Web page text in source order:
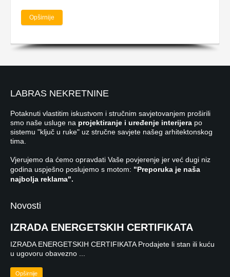
Opširnije
LABRAS NEKRETNINE
Potaknuti vlastitim iskustvom i stručnim savjetovanjem proširili
smo naše usluge na projektiranje i uređenje interijera po
sistemu "ključ u ruke" uz stručne savjete našeg arhitektonskog
tima.
Vjerujemo da ćemo opravdati Vaše povjerenje jer već dugi niz
godina uspješno poslujemo s motom: "Preporuka je naša
najbolja reklama".
Novosti
IZRADA ENERGETSKIH CERTIFIKATA
IZRADA ENERGETSKIH CERTIFIKATA Prodajete li stan ili kuću
u ugovoru obavezno ...
Opširnije